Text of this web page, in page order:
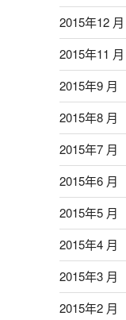
2015年12 月
2015年11 月
2015年9 月
2015年8 月
2015年7 月
2015年6 月
2015年5 月
2015年4 月
2015年3 月
2015年2 月